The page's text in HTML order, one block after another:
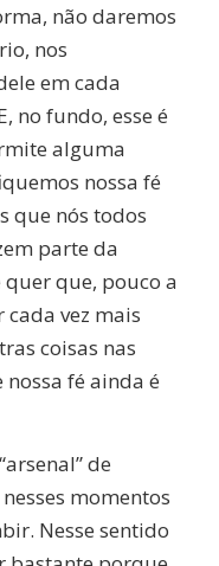
não daremos
nos
em cada
no fundo, esse é
alguma
nossa fé
que nós todos
parte da
que, pouco a
vez mais
coisas nas
fé ainda é
de
momentos
Nesse sentido